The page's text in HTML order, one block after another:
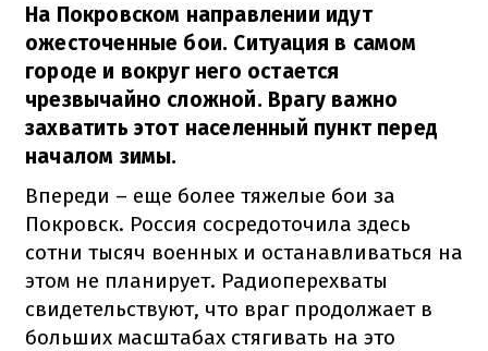
На Покровском направлении идут
ожесточенные бои. Ситуация в самом
городе и вокруг него остается
чрезвычайно сложной. Врагу важно
захватить этот населенный пункт перед
началом зимы.
Впереди – еще более тяжелые бои за
Покровск. Россия сосредоточила здесь
сотни тысяч военных и останавливаться на
этом не планирует. Радиоперехваты
свидетельствуют, что враг продолжает в
больших масштабах стягивать на это